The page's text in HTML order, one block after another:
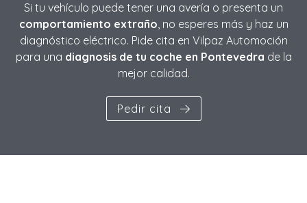
Si tu vehículo puede tener una avería o presenta un
comportamiento extraño, no esperes más y haz un
diagnóstico eléctrico. Pide cita en Vilpaz Automoción
para una diagnosis de tu coche en Pontevedra de la
mejor calidad.
Pedir cita